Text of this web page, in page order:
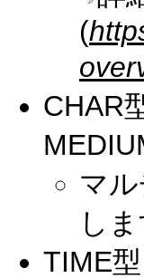
(
CHAR
マ
しま
TIME型